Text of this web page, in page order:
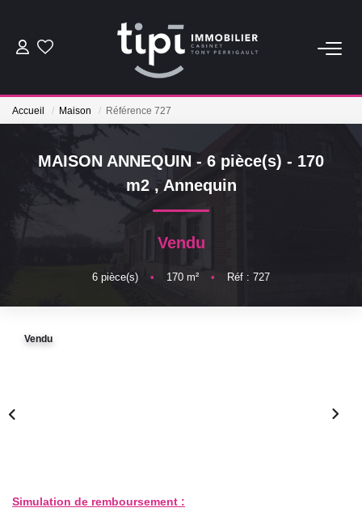
ACHETER
Nos Biens Locations
Nos Biens Loués
VENDRE
Accueil Maison Référence 727
MAISON ANNEQUIN - 6 pièce(s) - 170
m2 , Annequin
Vendu
6 pièce(s) • 170 m² • Réf : 727
Vendu
Simulation de remboursement :